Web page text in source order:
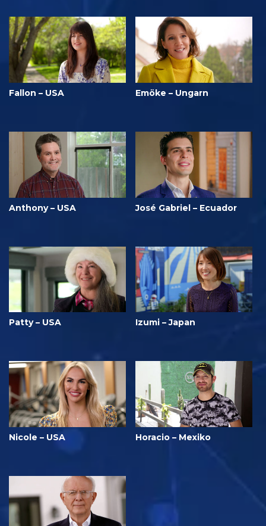
Fallon – USA Emöke – Ungarn
Anthony – USA José Gabriel – Ecuador
Patty – USA Izumi – Japan
Nicole – USA Horacio – Mexiko